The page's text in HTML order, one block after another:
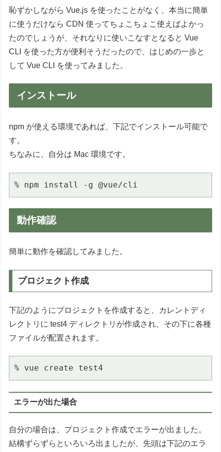
恥ずかしながら Vue.js を使ったことがなく、本当に簡単
に使うだけなら CDN 使ってちょこちょこ使えばよかっ
たのでしょうが、それなりに使いこなすとなると Vue
CLI を使った方が便利そうだったので、はじめの一歩と
して Vue CLI を使ってみました。
インストール
npm が使える環境であれば、下記でインストール可能で
す。
ちなみに、自分は Mac 環境です。
% npm install -g @vue/cli
動作確認
簡単に動作を確認してみました。
プロジェクト作成
下記のようにプロジェクトを作成すると、カレントディ
レクトリに test4 ディレクトリが作成され、その下に各種
ファイルが配置されます。
% vue create test4
エラーが出た場合
自分の場合は、プロジェクト作成でエラーが出ました。
結構ずらずらといろいろ出ましたが、先頭は下記のエラ